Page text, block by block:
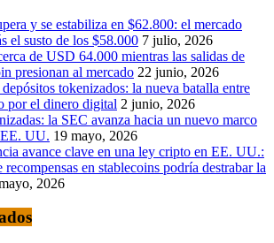
y se estabiliza en $62.800: el mercado
el susto de los $58.000 7 julio, 2026
de USD 64.000 mientras las salidas de
presionan al mercado 22 junio, 2026
tokenizados: la nueva batalla entre
por el dinero digital 2 junio, 2026
la SEC avanza hacia un nuevo marco
UU. 19 mayo, 2026
avance clave en una ley cripto en EE. UU.:
recompensas en stablecoins podría destrabar la
2026